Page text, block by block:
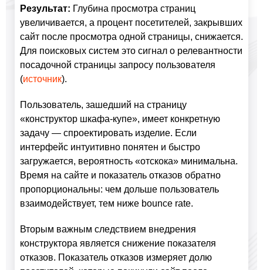
Результат: Глубина просмотра страниц
увеличивается, а процент посетителей, закрывших
сайт после просмотра одной страницы, снижается.
Для поисковых систем это сигнал о релевантности
посадочной страницы запросу пользователя
(источник).
Пользователь, зашедший на страницу
«конструктор шкафа-купе», имеет конкретную
задачу — спроектировать изделие. Если
интерфейс интуитивно понятен и быстро
загружается, вероятность «отскока» минимальна.
Время на сайте и показатель отказов обратно
пропорциональны: чем дольше пользователь
взаимодействует, тем ниже bounce rate.
Вторым важным следствием внедрения
конструктора является снижение показателя
отказов. Показатель отказов измеряет долю